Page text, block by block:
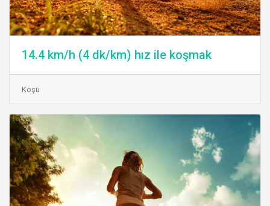
14.4 km/h (4 dk/km) hız ile koşmak
Koşu